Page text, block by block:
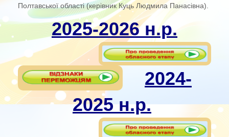
Полтавської області (керівник Куць Людмила Панасівна).
2025-2026 н.р.
2024-
2025 н.р.